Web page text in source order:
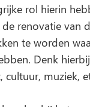
rol hierin
renovatie van
te worden
Denk
cultuur, muziek,